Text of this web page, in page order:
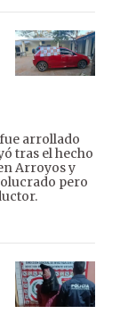
arrollado
tras el hecho
Arroyos y
pero